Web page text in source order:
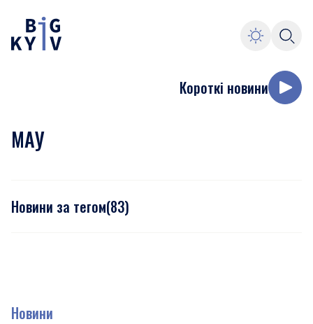
Короткі новини
МАУ
Новини за тегом(83)
Новини